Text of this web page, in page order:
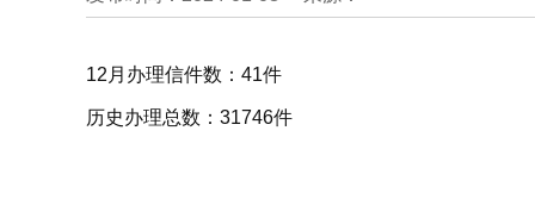
12月办理信件数：41件
历史办理总数：31746件